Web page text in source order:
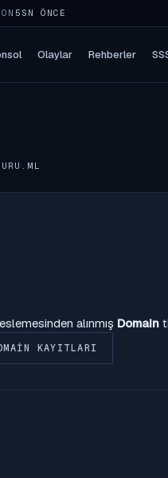
5SN ÖNCE
Olaylar Rehberler
alınmış Domain
KAYITLARI